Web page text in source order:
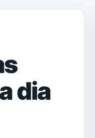
dia